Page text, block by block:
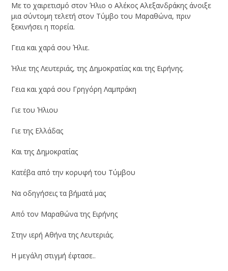
Mε το χαιρετισμό στον Ήλιο ο Αλέκος Αλεξανδράκης άνοιξε
μια σύντομη τελετή στον Τύμβο του Μαραθώνα, πριν
ξεκινήσει η πορεία.
Γεια και χαρά σου Ήλιε.
Ήλιε της Λευτεριάς, της Δημοκρατίας και της Ειρήνης.
Γεια και χαρά σου Γρηγόρη Λαμπράκη
Γιε του Ήλιου
Γιε της Ελλάδας
Και της Δημοκρατίας
Κατέβα από την κορυφή του Τύμβου
Να οδηγήσεις τα βήματά μας
Από τον Μαραθώνα της Ειρήνης
Στην ιερή Αθήνα της Λευτεριάς.
Η μεγάλη στιγμή έφτασε..